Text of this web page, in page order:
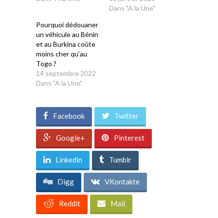
Dans "A la Une"
Pourquoi dédouaner
un véhicule au Bénin
et au Burkina coûte
moins cher qu’au
Togo ?
14 septembre 2022
Dans "A la Une"
Facebook Twitter
Google+ Pinterest
Linkedin Tumblr
Digg VKontakte
Reddit Mail